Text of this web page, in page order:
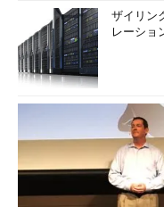
ザイリン
レーショ